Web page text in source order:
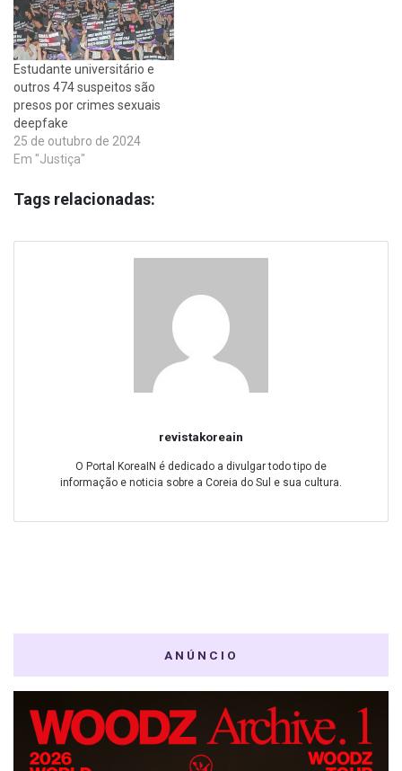
Estudante universitário e
outros 474 suspeitos são
presos por crimes sexuais
deepfake
25 de outubro de 2024
Em "Justiça"
Tags relacionadas:
revistakoreain
O Portal KoreaIN é dedicado a divulgar todo tipo de
informação e noticia sobre a Coreia do Sul e sua cultura.
ANÚNCIO